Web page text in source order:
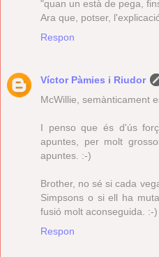
"quan un està de pega,
Ara que, potser,
Respon
Víctor Pàmies i Riudor
McWillie, semànticament
I penso que és d'ús
apuntes, per molt
apuntes. :-)
Brother, no sé si cada
Simpsons o si ell ha
fusió molt aconseguida. :-)
Respon